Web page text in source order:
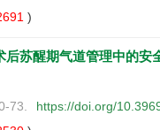
)
苏醒期气道管理中的安
73.
https://doi.org/